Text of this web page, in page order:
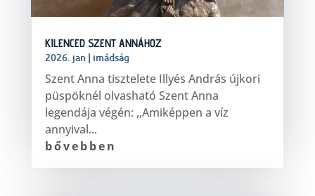
KILENCED SZENT ANNÁHOZ
2026. jan| imádság
Szent Anna tisztelete Illyés András újkori
püspöknél olvasható Szent Anna
legendája végén: ,,Amiképpen a víz
annyival...
bővebben